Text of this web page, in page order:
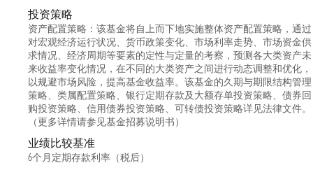
投资策略
资产配置策略：该基金将自上而下地实施整体资产配置策略，通过
对宏观经济运行状况、货币政策变化、市场利率走势、市场资金供
求情况、经济周期等要素的定性与定量的考察，预测各大类资产未
来收益率变化情况，在不同的大类资产之间进行动态调整和优化，
以规避市场风险，提高基金收益率。该基金的久期与期限结构管理
策略、类属配置策略、银行定期存款及大额存单投资策略、债券回
购投资策略、信用债券投资策略、可转债投资策略详见法律文件。
（更多详情请参见基金招募说明书）
业绩比较基准
6个月定期存款利率（税后）